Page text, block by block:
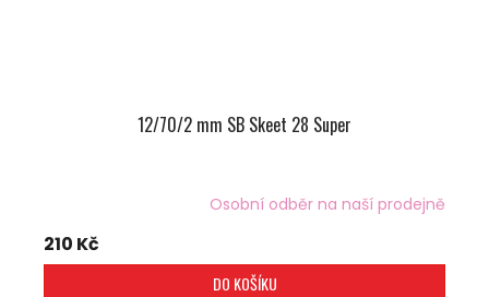
12/70/2 mm SB Skeet 28 Super
Osobní odběr na naší prodejně
210 Kč
DO KOŠÍKU